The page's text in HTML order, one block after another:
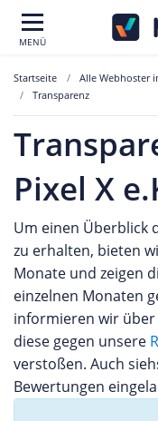
MENÜ
Startseite Alle Webhoster
Transparenz
Pixel X
Um einen Überblick
zu erhalten, bieten
Monate und zeigen
einzelnen Monaten
informieren wir
diese gegen unsere
verstoßen. Auch
Bewertungen